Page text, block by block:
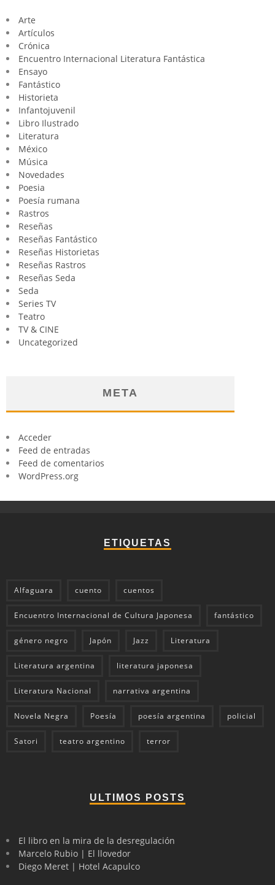
Arte
Artículos
Crónica
Encuentro Internacional Literatura Fantástica
Ensayo
Fantástico
Historieta
Infantojuvenil
Libro Ilustrado
Literatura
México
Música
Novedades
Poesia
Poesía rumana
Rastros
Reseñas
Reseñas Fantástico
Reseñas Historietas
Reseñas Rastros
Reseñas Seda
Seda
Series TV
Teatro
TV & CINE
Uncategorized
META
Acceder
Feed de entradas
Feed de comentarios
WordPress.org
ETIQUETAS
Alfaguara cuento cuentos
Encuentro Internacional de Cultura Japonesa fantástico
género negro Japón Jazz Literatura
Literatura argentina literatura japonesa
Literatura Nacional narrativa argentina
Novela Negra Poesía poesía argentina policial
Satori teatro argentino terror
ULTIMOS POSTS
El libro en la mira de la desregulación
Marcelo Rubio | El llovedor
Diego Meret | Hotel Acapulco